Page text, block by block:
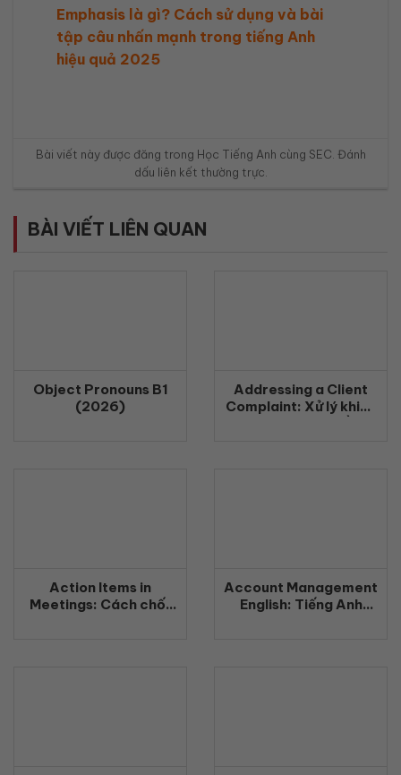
Emphasis là gì? Cách sử dụng và bài
tập câu nhấn mạnh trong tiếng Anh
hiệu quả 2025
Bài viết này được đăng trong Học Tiếng Anh cùng SEC . Đánh
dấu liên kết thường trực
BÀI VIẾT LIÊN QUAN
Object Pronouns B1
(2026)
Addressing a Client
Complaint: Xử lý khiếu
Action Items in
Meetings: Cách chốt
Account Management
English: Tiếng Anh